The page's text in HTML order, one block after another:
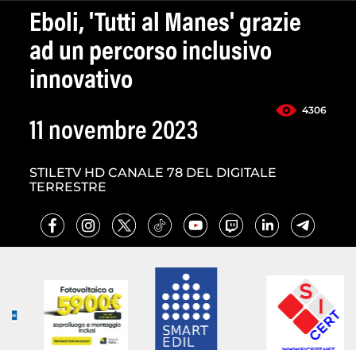
Eboli, 'Tutti al Manes' grazie
ad un percorso inclusivo
innovativo
4306
11 novembre 2023
STILETV HD CANALE 78 DEL DIGITALE
TERRESTRE